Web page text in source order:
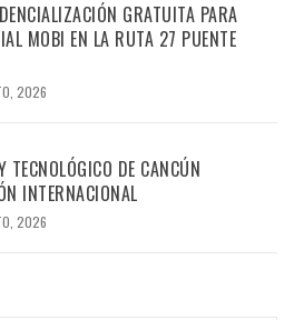
GRATUITA PARA
MOBI EN LA RUTA 27 PUENTE
2026
DE CANCÚN
INTERNACIONAL
2026